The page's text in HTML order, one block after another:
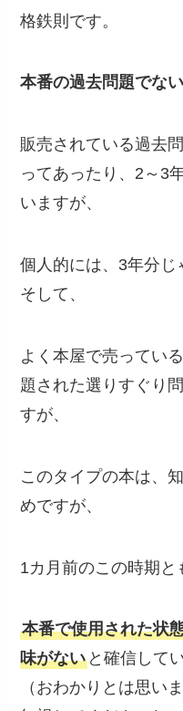
格鉄則です。
本番の過去問題でな
販売されている過去
ってあったり、2～3
いますが、
個人的には、3年分じ
そして、
よく本屋で売ってい
題された選りすぐり
すが、
このタイプの本は、
めですが、
1カ月前のこの時期と
本番で使用された状
味がない と確信して
（おわかりとは思い